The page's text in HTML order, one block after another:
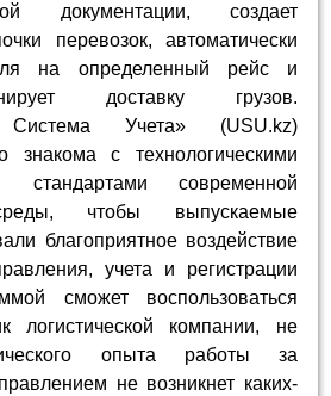
документации, создает
перевозок, автоматически
на определенный рейс и
доставку грузов.
Система Учета» (USU.kz)
знакома с технологическими
стандартами современной
чтобы выпускаемые
благоприятное воздействие
учета и регистрации
сможет воспользоваться
логистической компании, не
опыта работы за
не возникнет каких-